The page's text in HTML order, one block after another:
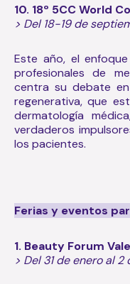
10. 18º 5CC World
> Del 18-19 de
Este año, el
profesionales de
centra su debate
regenerativa, que
dermatología
verdaderos
los pacientes.
Ferias y eventos
1. Beauty Forum
> Del 31 de enero al